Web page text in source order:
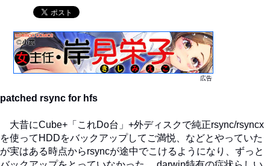
広告
patched rsync for hfs
大昔にCube+「これDo台」+外ディスクで純正rsync/rsyncx
を使ってHDDをバックアップしてご満悦、などとやっていた
が実はある時点からrsyncが途中でこけるようになり、ずっと